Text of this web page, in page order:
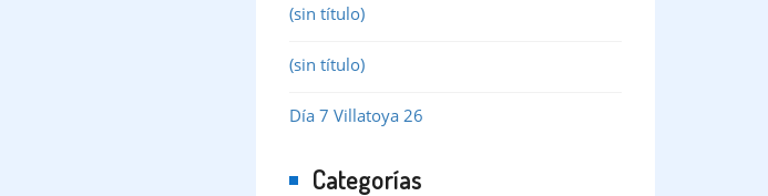
(sin título)
(sin título)
Día 7 Villatoya 26
Categorías